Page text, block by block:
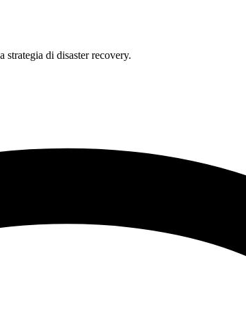
strategia di disaster recovery.